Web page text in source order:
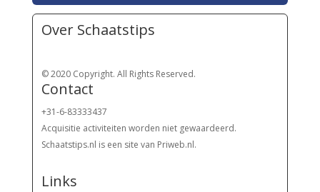
Over Schaatstips
© 2020 Copyright. All Rights Reserved.
Contact
+31-6-83333437
Acquisitie activiteiten worden niet gewaardeerd.
Schaatstips.nl is een site van Priweb.nl.
Links